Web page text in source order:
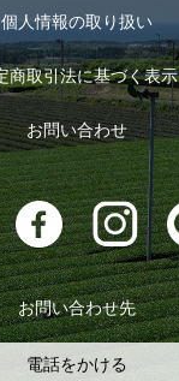
個人情報の取り扱い
商取引法に基づく表示
お問い合わせ
お問い合わせ先
電話をかける